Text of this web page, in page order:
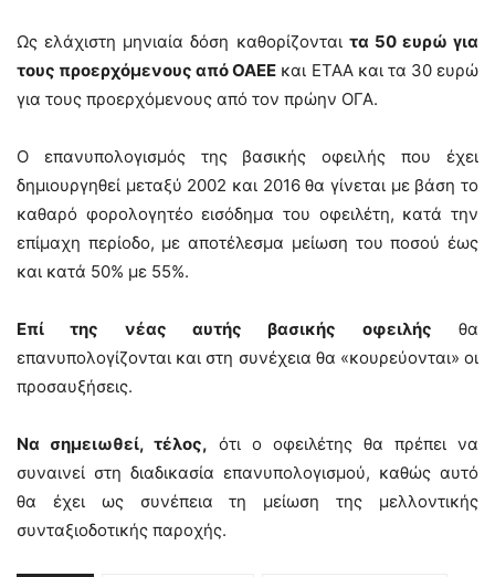
Ως ελάχιστη μηνιαία δόση καθορίζονται τα 50 ευρώ για
τους προερχόμενους από ΟΑΕΕ και ΕΤΑΑ και τα 30 ευρώ
για τους προερχόμενους από τον πρώην ΟΓΑ.
Ο επανυπολογισμός της βασικής οφειλής που έχει
δημιουργηθεί μεταξύ 2002 και 2016 θα γίνεται με βάση το
καθαρό φορολογητέο εισόδημα του οφειλέτη, κατά την
επίμαχη περίοδο, με αποτέλεσμα μείωση του ποσού έως
και κατά 50% με 55%.
Επί της νέας αυτής βασικής οφειλής θα
επανυπολογίζονται και στη συνέχεια θα «κουρεύονται» οι
προσαυξήσεις.
Να σημειωθεί, τέλος, ότι ο οφειλέτης θα πρέπει να
συναινεί στη διαδικασία επανυπολογισμού, καθώς αυτό
θα έχει ως συνέπεια τη μείωση της μελλοντικής
συνταξιοδοτικής παροχής.